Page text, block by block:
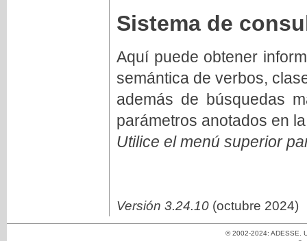
Sistema de
Aquí puede obtener
semántica de verbos,
además de búsquedas
parámetros anotados en
Utilice el menú superior
Versión 3.24.10 (octubre 2024)
© 2002-2024: ADESSE.